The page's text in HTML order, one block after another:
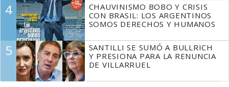
4
CHAUVINISMO BOBO Y CRISIS
CON BRASIL: LOS ARGENTINOS
SOMOS DERECHOS Y HUMANOS
5
SANTILLI SE SUMÓ A BULLRICH
Y PRESIONA PARA LA RENUNCIA
DE VILLARRUEL